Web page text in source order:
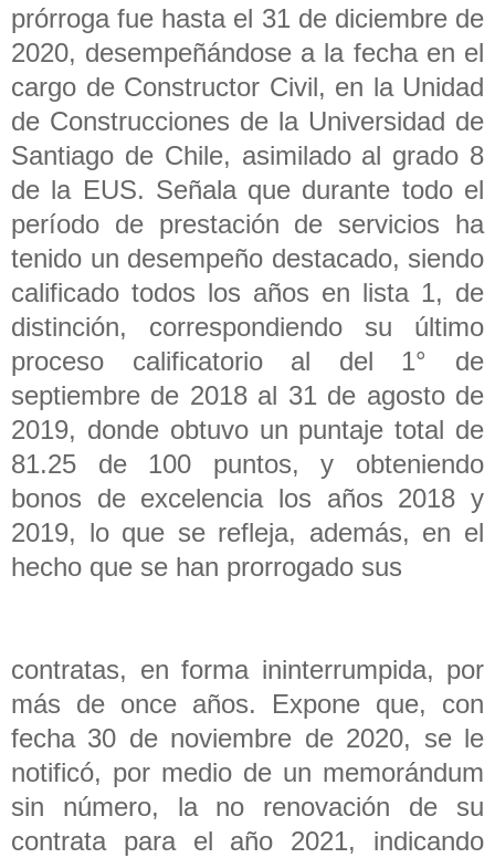
prórroga fue hasta el 31 de diciembre de
2020, desempeñándose a la fecha en el
cargo de Constructor Civil, en la Unidad
de Construcciones de la Universidad de
Santiago de Chile, asimilado al grado 8
de la EUS. Señala que durante todo el
período de prestación de servicios ha
tenido un desempeño destacado, siendo
calificado todos los años en lista 1, de
distinción, correspondiendo su último
proceso calificatorio al del 1° de
septiembre de 2018 al 31 de agosto de
2019, donde obtuvo un puntaje total de
81.25 de 100 puntos, y obteniendo
bonos de excelencia los años 2018 y
2019, lo que se refleja, además, en el
hecho que se han prorrogado sus
contratas, en forma ininterrumpida, por
más de once años. Expone que, con
fecha 30 de noviembre de 2020, se le
notificó, por medio de un memorándum
sin número, la no renovación de su
contrata para el año 2021, indicando